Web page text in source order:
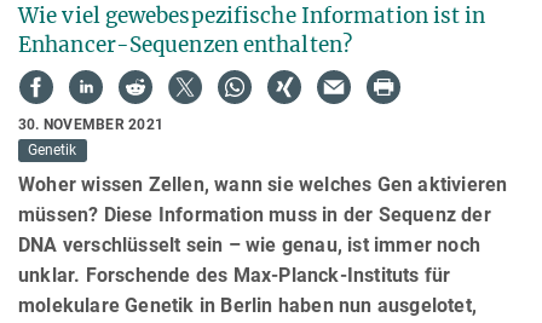
Wie viel gewebespezifische Information ist in
Enhancer-Sequenzen enthalten?
30. NOVEMBER 2021
Genetik
Woher wissen Zellen, wann sie welches Gen aktivieren
müssen? Diese Information muss in der Sequenz der
DNA verschlüsselt sein – wie genau, ist immer noch
unklar. Forschende des Max-Planck-Instituts für
molekulare Genetik in Berlin haben nun ausgelotet,